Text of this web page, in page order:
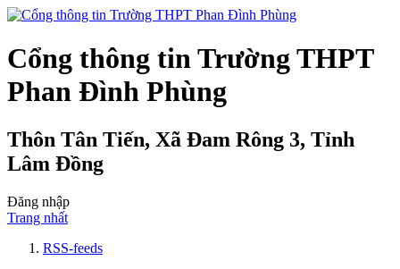
Cổng thông tin Trường THPT
Phan Đình Phùng
Thôn Tân Tiến, Xã Đam Rông 3, Tỉnh
Lâm Đồng
Đăng nhập
Trang nhất
RSS-feeds